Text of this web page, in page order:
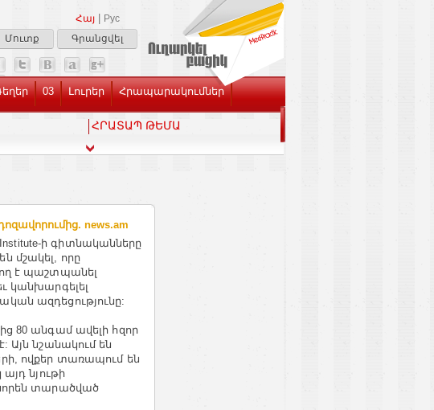
Հայ
Рус
Մուտք
Գրանցվել
03 Լուրեր Հրապարակումներ
ՀՐԱՏԱՊ ԹԵՄԱ
news.am
Institute-ի գիտնականները
մշակել, որը
է պաշտպանել
կանխարգելել
ազդեցությունը:
80 անգամ ավելի հզոր
Այն նշանակում են
ովքեր տառապում են
նյութի
տարածված